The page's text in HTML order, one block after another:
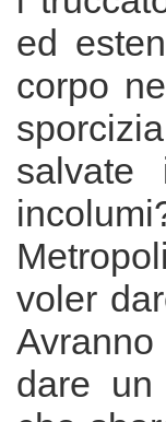
ed
corpo
voler
dare